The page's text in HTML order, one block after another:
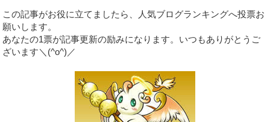
この記事がお役に立てましたら、人気ブログランキングへ投票お
願いします。
あなたの1票が記事更新の励みになります。いつもありがとうご
ざいます＼(^o^)／